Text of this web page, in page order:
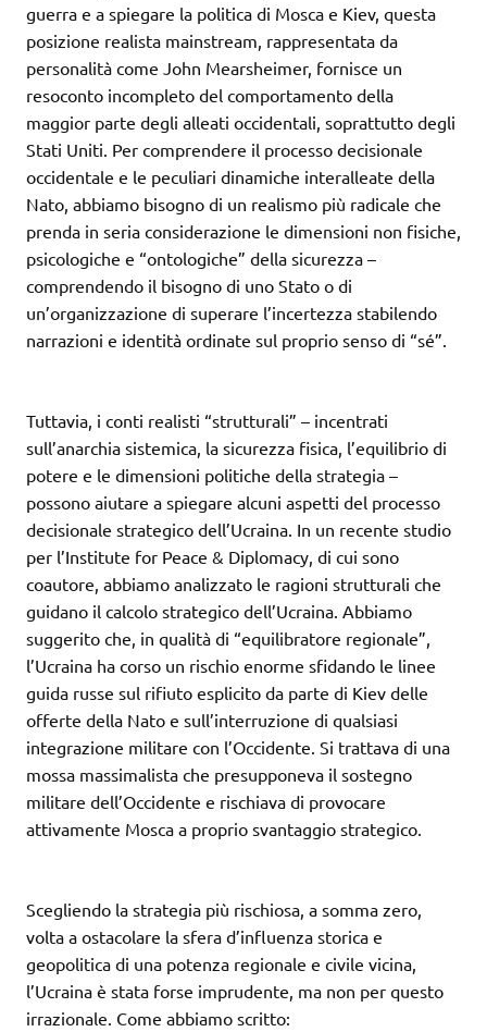
guerra e a spiegare la politica di Mosca e Kiev, questa
posizione realista mainstream, rappresentata da
personalità come John Mearsheimer, fornisce un
resoconto incompleto del comportamento della
maggior parte degli alleati occidentali, soprattutto degli
Stati Uniti. Per comprendere il processo decisionale
occidentale e le peculiari dinamiche interalleate della
Nato, abbiamo bisogno di un realismo più radicale che
prenda in seria considerazione le dimensioni non fisiche,
psicologiche e “ontologiche” della sicurezza –
comprendendo il bisogno di uno Stato o di
un’organizzazione di superare l’incertezza stabilendo
narrazioni e identità ordinate sul proprio senso di “sé”.
Tuttavia, i conti realisti “strutturali” – incentrati
sull’anarchia sistemica, la sicurezza fisica, l’equilibrio di
potere e le dimensioni politiche della strategia –
possono aiutare a spiegare alcuni aspetti del processo
decisionale strategico dell’Ucraina. In un recente studio
per l’Institute for Peace & Diplomacy, di cui sono
coautore, abbiamo analizzato le ragioni strutturali che
guidano il calcolo strategico dell’Ucraina. Abbiamo
suggerito che, in qualità di “equilibratore regionale”,
l’Ucraina ha corso un rischio enorme sfidando le linee
guida russe sul rifiuto esplicito da parte di Kiev delle
offerte della Nato e sull’interruzione di qualsiasi
integrazione militare con l’Occidente. Si trattava di una
mossa massimalista che presupponeva il sostegno
militare dell’Occidente e rischiava di provocare
attivamente Mosca a proprio svantaggio strategico.
Scegliendo la strategia più rischiosa, a somma zero,
volta a ostacolare la sfera d’influenza storica e
geopolitica di una potenza regionale e civile vicina,
l’Ucraina è stata forse imprudente, ma non per questo
irrazionale. Come abbiamo scritto: